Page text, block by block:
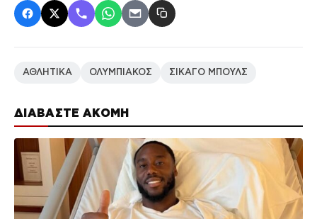
ΔΙΑΒΑΣΤΕ ΑΚΟΜΗ
ΑΘΛΗΤΙΚΑ ΟΛΥΜΠΙΑΚΟΣ ΣΙΚΑΓΟ ΜΠΟΥΛΣ